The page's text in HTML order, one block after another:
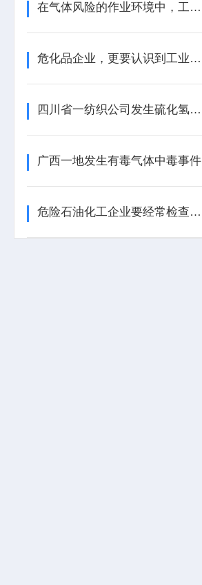
在气体风险的作业环境中，工业气体报警器是关键的一道防线
危化品企业，更要认识到工业气体报警器的重要性
四川省一纺织公司发生硫化氢中毒事件
广西一地发生有毒气体中毒事件
危险石油化工企业要经常检查工业气体报警器的报警效果